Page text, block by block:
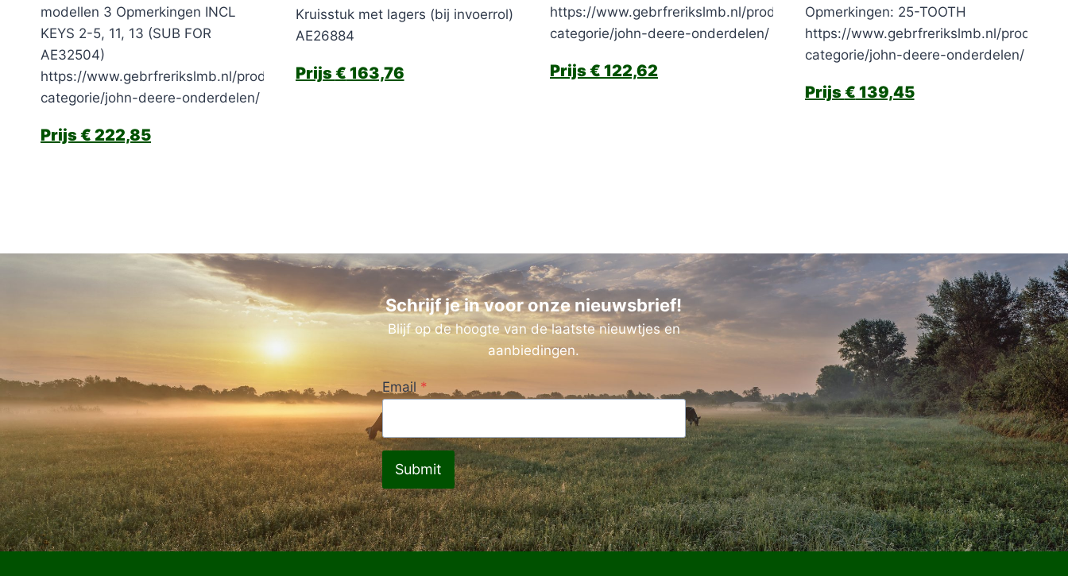
modellen 3 Opmerkingen INCL
KEYS 2-5, 11, 13 (SUB FOR
AE32504)
https://www.gebrfrerikslmb.nl/product-
categorie/john-deere-onderdelen/
€ 222,85
Kruisstuk met lagers (bij invoerrol)
AE26884
€ 163,76
https://www.gebrfrerikslmb.nl/product-
categorie/john-deere-onderdelen/
€ 122,62
Opmerkingen: 25-TOOTH
https://www.gebrfrerikslmb.nl/product-
categorie/john-deere-onderdelen/
€ 139,45
Schrijf je in voor onze nieuwsbrief!
Blijf op de hoogte van de laatste nieuwtjes en
aanbiedingen.
Email *
Submit